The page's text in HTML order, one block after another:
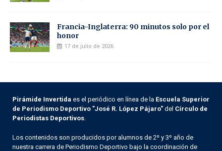
Francia-Inglaterra: 90 minutos solo por el
honor
17 de julio de 2026
Pirámide Invertida es el periódico en línea de la Escuela Superior
de Periodismo Deportivo "José R. López Pájaro" del Círculo de
Periodistas Deportivos
Los contenidos son producidos por alumnos de 2º y 3º año de
nuestra carrera de Periodismo Deportivo bajo la coordinación de